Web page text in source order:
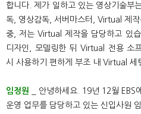
합니다. 제가 일하고 있는 영상기술부
독, 영상감독, 서버마스터, Virtual 제
중, 저는 Virtual 제작을 담당하고 있
디자인, 모델링한 뒤 Virtual 전용 소
시 사용하기 편하게 부조 내 Virtual 세
임정원 _ 안녕하세요. 19년 12월 EBS
운영 업무를 담당하고 있는 신입사원